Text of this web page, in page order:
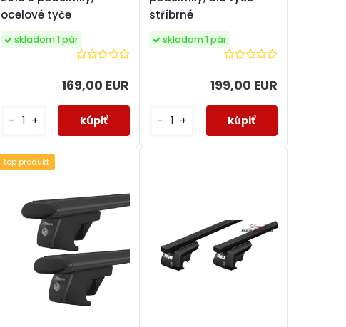
ocelové tyče
169,00 EUR
skladom 1 pár
- +
stříbrné
199,00 EUR
skladom 1 pár
- +
top produkt